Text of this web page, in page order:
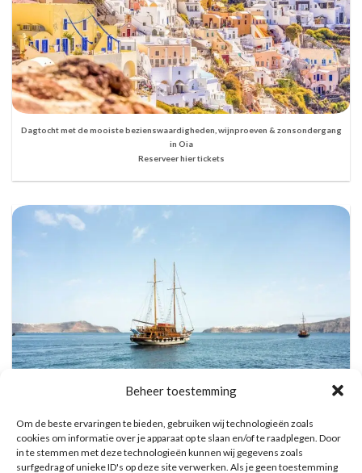
Beheer toestemming
Om de beste ervaringen te bieden, gebruiken wij technologieën zoals
cookies om informatie over je apparaat op te slaan en/of te raadplegen. Door
in te stemmen met deze technologieën kunnen wij gegevens zoals
surfgedrag of unieke ID's op deze site verwerken. Als je geen toestemming
Dagtocht met de mooiste bezienswaardigheden, wijnproeven & zonsondergang
in Oia
Reserveer hier tickets
Vulkanische eilanden cruise met bezoek aan warmwaterbronnen
Reserveer hier tickets